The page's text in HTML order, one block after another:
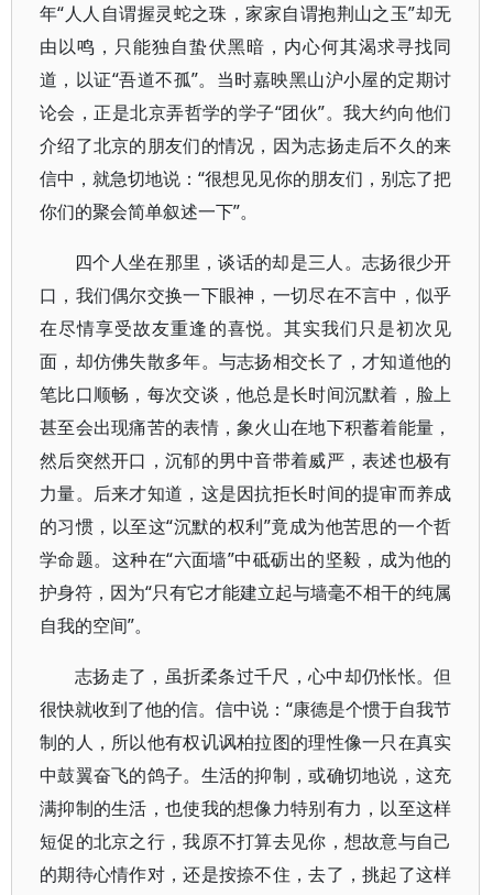
年“人人自谓握灵蛇之珠，家家自谓抱荆山之玉”却无
由以鸣，只能独自蛰伏黑暗，内心何其渴求寻找同
道，以证“吾道不孤”。当时嘉映黑山沪小屋的定期讨
论会，正是北京弄哲学的学子“团伙”。我大约向他们
介绍了北京的朋友们的情况，因为志扬走后不久的来
信中，就急切地说：“很想见见你的朋友们，别忘了把
你们的聚会简单叙述一下”。
四个人坐在那里，谈话的却是三人。志扬很少开
口，我们偶尔交换一下眼神，一切尽在不言中，似乎
在尽情享受故友重逢的喜悦。其实我们只是初次见
面，却仿佛失散多年。与志扬相交长了，才知道他的
笔比口顺畅，每次交谈，他总是长时间沉默着，脸上
甚至会出现痛苦的表情，象火山在地下积蓄着能量，
然后突然开口，沉郁的男中音带着威严，表述也极有
力量。后来才知道，这是因抗拒长时间的提审而养成
的习惯，以至这“沉默的权利”竟成为他苦思的一个哲
学命题。这种在“六面墙”中砥砺出的坚毅，成为他的
护身符，因为“只有它才能建立起与墙毫不相干的纯属
自我的空间”。
志扬走了，虽折柔条过千尺，心中却仍怅怅。但
很快就收到了他的信。信中说：“康德是个惯于自我节
制的人，所以他有权讥讽柏拉图的理性像一只在真实
中鼓翼奋飞的鸽子。生活的抑制，或确切地说，这充
满抑制的生活，也使我的想像力特别有力，以至这样
短促的北京之行，我原不打算去见你，想故意与自己
的期待心情作对，还是按捺不住，去了，挑起了这样